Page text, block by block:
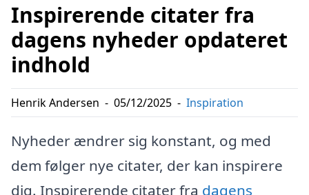
Inspirerende citater fra
dagens nyheder opdateret
indhold
Henrik Andersen - 05/12/2025 - Inspiration
Nyheder ændrer sig konstant, og med
dem følger nye citater, der kan inspirere
dig. Inspirerende citater fra dagens